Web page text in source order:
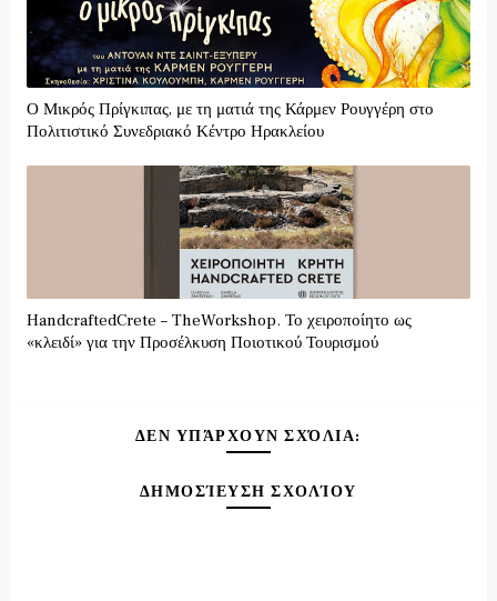
Ο Μικρός Πρίγκιπας, με τη ματιά της Κάρμεν Ρουγγέρη στο
Πολιτιστικό Συνεδριακό Κέντρο Ηρακλείου
HandcraftedCrete – TheWorkshop. Το χειροποίητο ως
«κλειδί» για την Προσέλκυση Ποιοτικού Τουρισμού
ΔΕΝ ΥΠΆΡΧΟΥΝ ΣΧΌΛΙΑ:
ΔΗΜΟΣΊΕΥΣΗ ΣΧΟΛΊΟΥ